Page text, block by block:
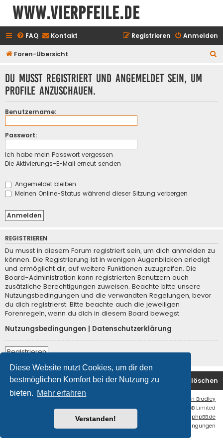
Diese Website nutzt Cookies, um dir den
bestmöglichen Komfort bei der Nutzung zu
bieten. Mehr erfahren
Verstanden!
www.vierpfeile.de
FAQ Kontakt Anmelden
Registrieren
Foren-Übersicht
Du musst registriert und angemeldet sein, um
Profile anzuschauen.
Benutzername:
Passwort:
Ich habe mein Passwort vergessen
Die Aktivierungs-E-Mail erneut senden
Angemeldet bleiben
Meinen Online-Status während dieser Sitzung verbergen
REGISTRIEREN
Du musst in diesem Forum registriert sein, um dich anmelden zu
können. Die Registrierung ist in wenigen Augenblicken erledigt
und ermöglicht dir, auf weitere Funktionen zuzugreifen. Die
Board-Administration kann registrierten Benutzern auch
zusätzliche Berechtigungen zuweisen. Beachte bitte unsere
Nutzungsbedingungen und die verwandten Regelungen, bevor
du dich registrierst. Bitte beachte auch die jeweiligen
Forenregeln, wenn du dich in diesem Board bewegst.
Nutzungsbedingungen
Datenschutzerklärung
Registrieren
Foren-Übersicht Alle Cookies löschen
Kontakt
Ian Bradley
Powered byphpBB® Forum Software © phpBB Limited
Deutsche Übersetzung durch phpBB.de
Datenschutz
Nutzungsbedingungen